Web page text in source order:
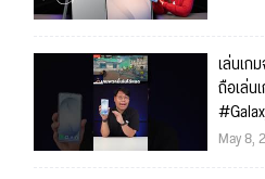
เล่นเก
ถือเล่น
May 8,